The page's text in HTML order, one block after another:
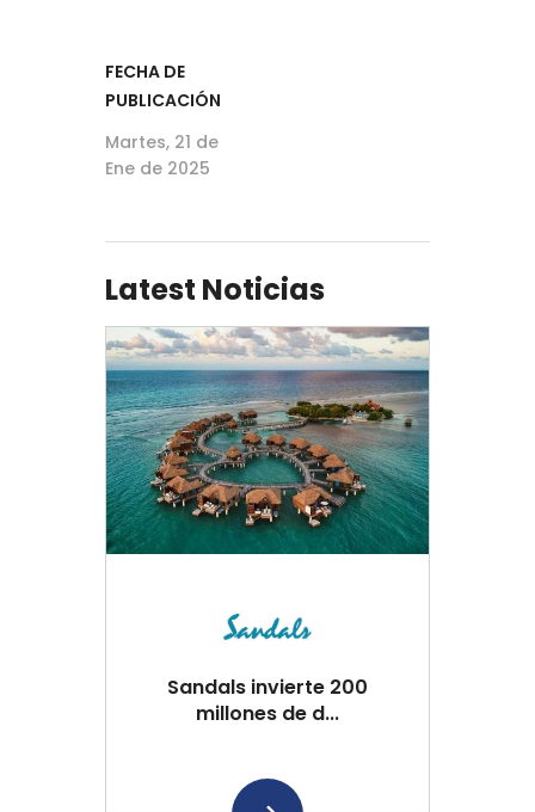
FECHA DE
PUBLICACIÓN
Martes, 21 de
Ene de 2025
Latest Noticias
Sandals invierte 200
millones de d...